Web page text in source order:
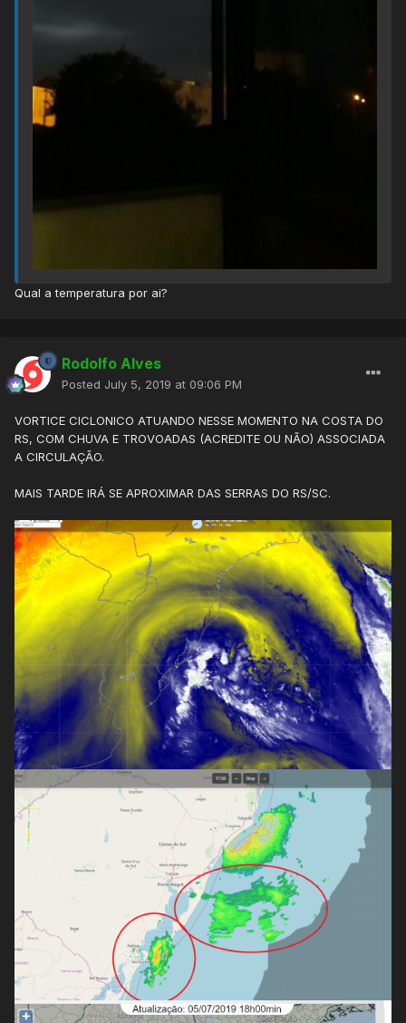
Qual a temperatura por ai?
Rodolfo Alves
Posted July 5, 2019 at 09:06 PM
VORTICE CICLONICO ATUANDO NESSE MOMENTO NA COSTA DO
RS, COM CHUVA E TROVOADAS (ACREDITE OU NÃO) ASSOCIADA
A CIRCULAÇÃO.
MAIS TARDE IRÁ SE APROXIMAR DAS SERRAS DO RS/SC.